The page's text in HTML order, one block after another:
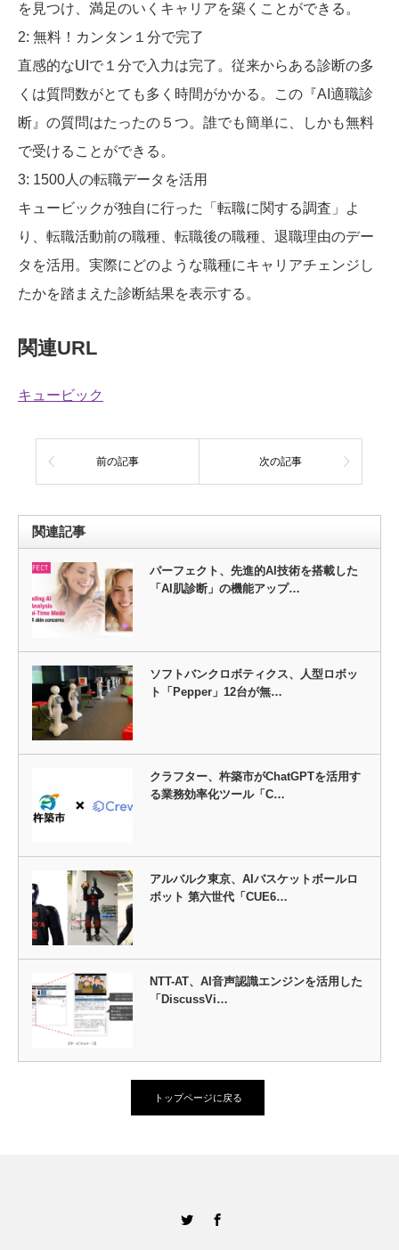
を見つけ、満足のいくキャリアを築くことができる。
2: 無料！カンタン１分で完了
直感的なUIで１分で入力は完了。従来からある診断の多
くは質問数がとても多く時間がかかる。この『AI適職診
断』の質問はたったの５つ。誰でも簡単に、しかも無料
で受けることができる。
3: 1500人の転職データを活用
キュービックが独自に行った「転職に関する調査」よ
り、転職活動前の職種、転職後の職種、退職理由のデー
タを活用。実際にどのような職種にキャリアチェンジし
たかを踏まえた診断結果を表示する。
関連URL
キュービック
前の記事 次の記事
関連記事
パーフェクト、先進的AI技術を搭載した
「AI肌診断」の機能アップ…
ソフトバンクロボティクス、人型ロボッ
ト「Pepper」12台が無…
クラフター、杵築市がChatGPTを活用す
る業務効率化ツール「C…
アルバルク東京、AIバスケットボールロ
ボット 第六世代「CUE6…
NTT-AT、AI音声認識エンジンを活用した
「DiscussVi…
トップページに戻る